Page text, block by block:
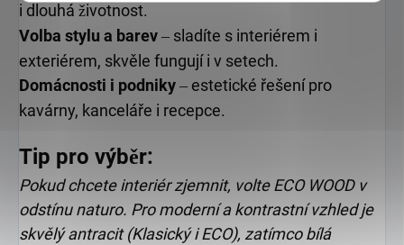
i dlouhá životnost.
Volba stylu a barev – sladíte s interiérem i
exteriérem, skvěle fungují i v setech.
Domácnosti i podniky – estetické řešení pro
kavárny, kanceláře i recepce.
Tip pro výběr:
Pokud chcete interiér zjemnit, volte ECO WOOD v
odstínu naturo. Pro moderní a kontrastní vzhled je
skvělý antracit (Klasický i ECO), zatímco bílá